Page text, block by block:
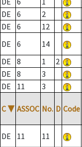
DE
6 2
DE
6 12
DE
6 14
DE
8 1 2
DE
8 3
DE
11 3
C ▼ ASSOC No. D Code
DE 11 11